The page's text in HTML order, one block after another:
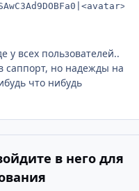
у всех пользователей..
саппорт, но надежды на
что нибудь
в него для